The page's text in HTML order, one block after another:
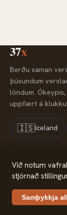
37x
Berðu saman
þúsundum
löndum.
uppfært á
🇮🇸Iceland
Fyrirtækið
Um okkur
Samstarfsaðilar
Hafa samband
Við notum
stjórnað
Samþykkja